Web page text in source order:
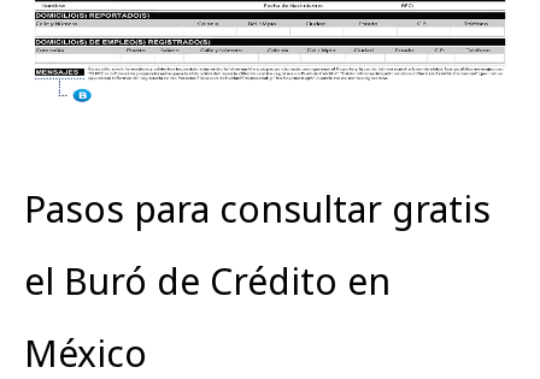
Pasos para consultar gratis
el Buró de Crédito en
México